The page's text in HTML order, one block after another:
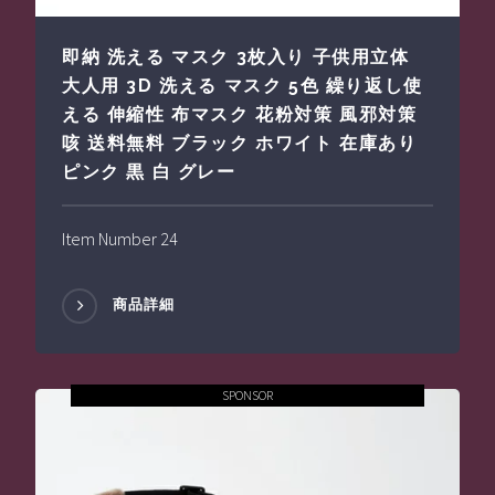
即納 洗える マスク 3枚入り 子供用立体
大人用 3D 洗える マスク 5色 繰り返し使
える 伸縮性 布マスク 花粉対策 風邪対策
咳 送料無料 ブラック ホワイト 在庫あり
ピンク 黒 白 グレー
Item Number 24
商品詳細
SPONSOR